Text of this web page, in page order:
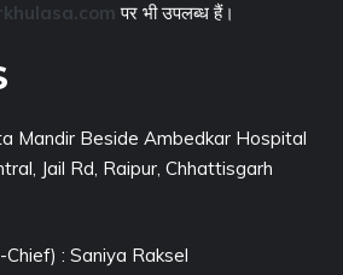
पर भी उपलब्ध हैं।
Mandir Beside Ambedkar Hospital
Jail Rd, Raipur, Chhattisgarh
Chief) : Saniya Raksel